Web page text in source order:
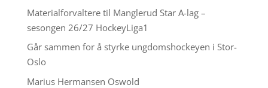
Materialforvaltere til Manglerud Star A-lag –
sesongen 26/27 HockeyLiga1
Går sammen for å styrke ungdomshockeyen i Stor-
Oslo
Marius Hermansen Oswold